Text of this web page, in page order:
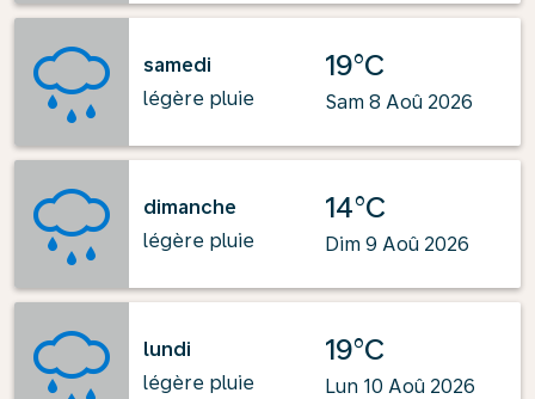
samedi
légère pluie
19°C
Sam 8 Aoû 2026
dimanche
légère pluie
14°C
Dim 9 Aoû 2026
lundi
légère pluie
19°C
Lun 10 Aoû 2026